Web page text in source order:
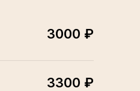
3000 ₽
3300 ₽